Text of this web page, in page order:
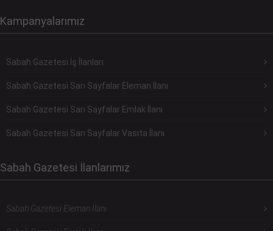
Kampanyalarımız
Sabah Gazetesi İş İlanları
Sabah Gazetesi Sarı Sayfalar Eleman İlanı
Sabah Gazetesi Sarı Sayfalar Emlak İlanı
Sabah Gazetesi Sarı Sayfalar Vasıta İlanı
Sabah Gazetesi İlanlarımız
Sabah Gazetesi Eleman İlanı